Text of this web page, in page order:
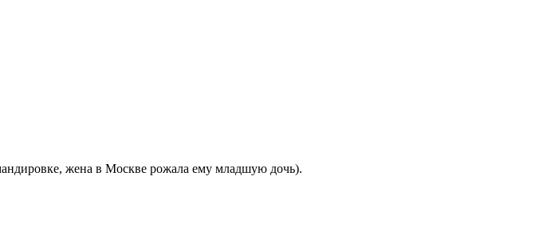
жена в Москве рожала ему младшую дочь).